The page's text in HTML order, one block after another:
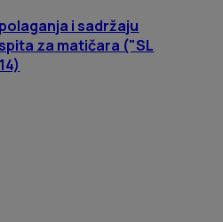
i sadržaju
za matičara ("SL